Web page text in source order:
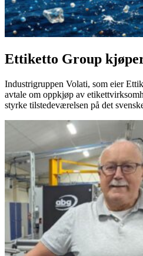
Ettiketto Group
Industrigruppen Volati, som eier
avtale om oppkjøp av
styrke tilstedeværelsen på det